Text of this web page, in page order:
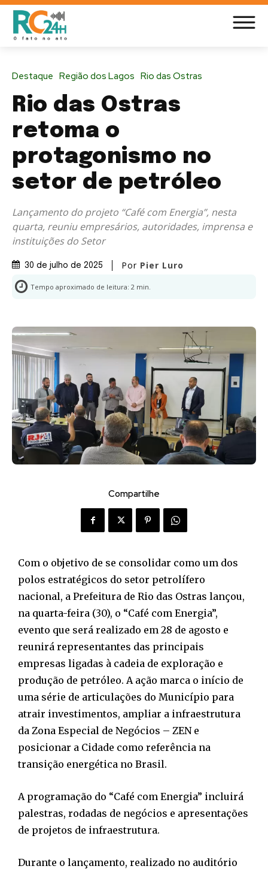
Destaque Região dos Lagos Rio das Ostras
Rio das Ostras
retoma o
protagonismo no
setor de petróleo
Lançamento do projeto “Café com Energia”, nesta
quarta, reuniu empresários, autoridades, imprensa e
instituições do Setor
30 de julho de 2025 Por Pier Luro
Tempo aproximado de leitura: 2 min.
Compartilhe
Com o objetivo de se consolidar como um dos
polos estratégicos do setor petrolífero
nacional, a Prefeitura de Rio das Ostras lançou,
na quarta-feira (30), o “Café com Energia”,
evento que será realizado em 28 de agosto e
reunirá representantes das principais
empresas ligadas à cadeia de exploração e
produção de petróleo. A ação marca o início de
uma série de articulações do Município para
atrair investimentos, ampliar a infraestrutura
da Zona Especial de Negócios – ZEN e
posicionar a Cidade como referência na
transição energética no Brasil.
A programação do “Café com Energia” incluirá
palestras, rodadas de negócios e apresentações
de projetos de infraestrutura.
Durante o lançamento, realizado no auditório